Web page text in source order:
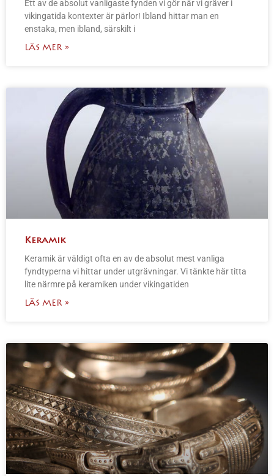
Ett av de absolut vanligaste fynden vi gör när vi gräver i
vikingatida kontexter är pärlor! Ibland hittar man en
enstaka, men ibland, särskilt i
LÄS MER »
Keramik
Keramik är väldigt ofta en av de absolut mest vanliga
fyndtyperna vi hittar under utgrävningar. Vi tänkte här titta
lite närmre på keramiken under vikingatiden
LÄS MER »